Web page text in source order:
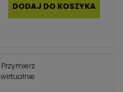
DODAJ DO KOSZYKA
Przymierz
wirtualnie